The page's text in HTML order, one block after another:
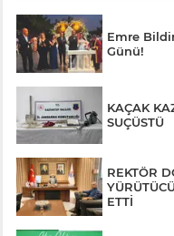
Emre
Günü!
KAÇAK
SUÇÜSTÜ
REKTÖR
ETTİ